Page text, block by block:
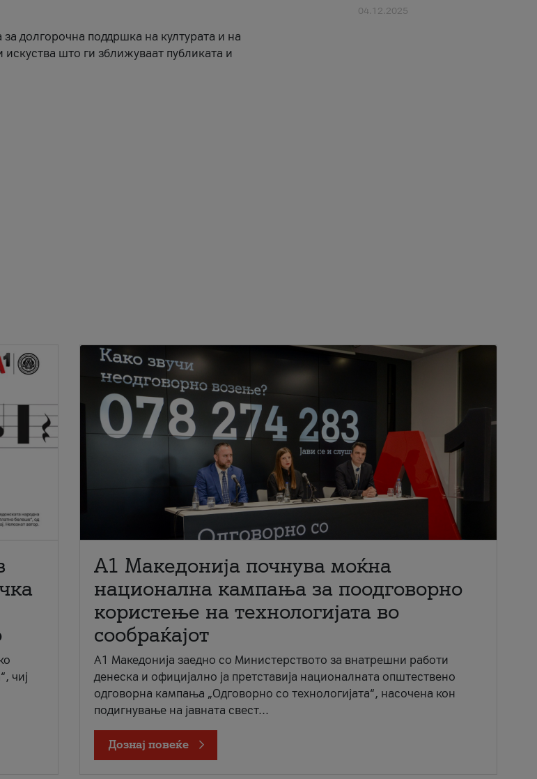
долгорочна поддршка на културата и на
што ги зближуваат публиката и
04.12.2025
чиј
A1 Македонија почнува моќна
национална кампања за поодговорно
користење на технологијата во
сообраќајот
A1 Македонија заедно со Министерството за внатрешни работи
денеска и официјално ја претставија националната општествено
одговорна кампања „Одговорно со технологијата“, насочена кон
подигнување на јавната свест...
Дознај повеќе